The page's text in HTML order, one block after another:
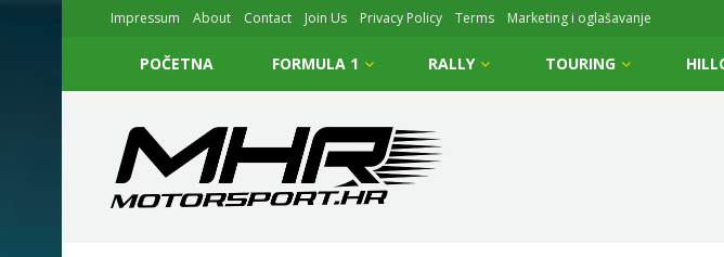
Impressum About Contact Join Us Privacy Policy Terms Marketing i oglašavanje
POČETNA FORMULA 1 RALLY TOURING